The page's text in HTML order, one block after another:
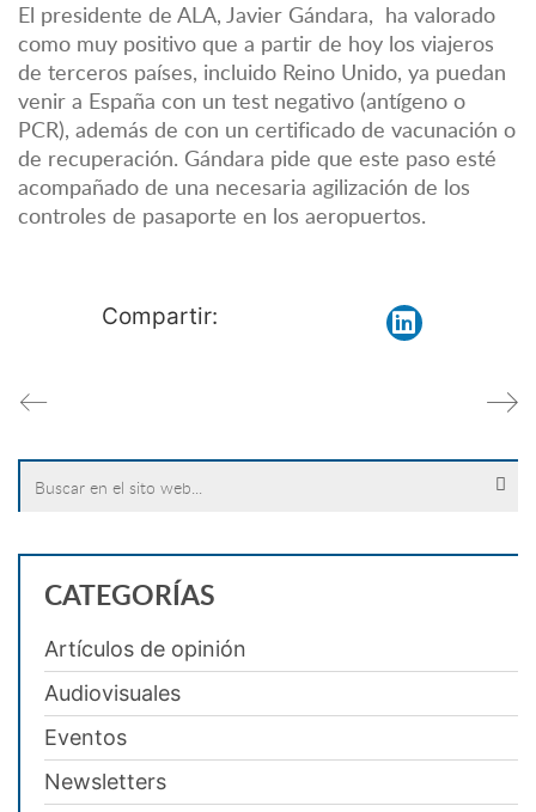
El presidente de ALA, Javier Gándara, ha valorado
como muy positivo que a partir de hoy los viajeros
de terceros países, incluido Reino Unido, ya puedan
venir a España con un test negativo (antígeno o
PCR), además de con un certificado de vacunación o
de recuperación. Gándara pide que este paso esté
acompañado de una necesaria agilización de los
controles de pasaporte en los aeropuertos.
Compartir:
for:
CATEGORÍAS
Artículos de opinión
Audiovisuales
Eventos
Newsletters